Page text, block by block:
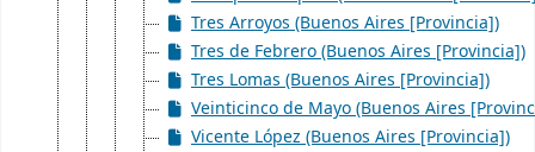
Tres Arroyos (Buenos Aires [Provincia])
Tres de Febrero (Buenos Aires [Provincia])
Tres Lomas (Buenos Aires [Provincia])
Veinticinco de Mayo (Buenos Aires
Vicente López (Buenos Aires [Provincia])